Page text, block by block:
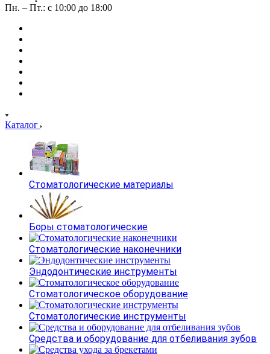
Пн. – Пт.: с 10:00 до 18:00
Каталог
Стоматологические материалы
Боры стоматологические
Стоматологические наконечники
Эндодонтические инструменты
Стоматологическое оборудование
Стоматологические инструменты
Средства и оборудование для отбеливания зубов